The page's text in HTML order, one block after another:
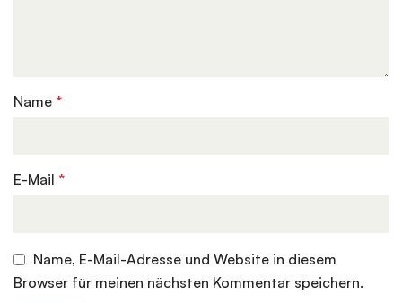
Name *
E-Mail *
Name, E-Mail-Adresse und Website in diesem
Browser für meinen nächsten Kommentar speichern.